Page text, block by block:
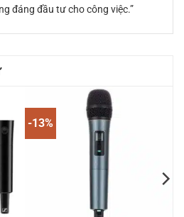
đáng đầu tư cho công việc.”
-13%